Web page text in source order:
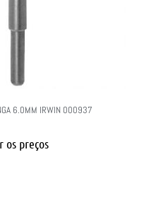
6.0MM IRWIN 000937
os preços